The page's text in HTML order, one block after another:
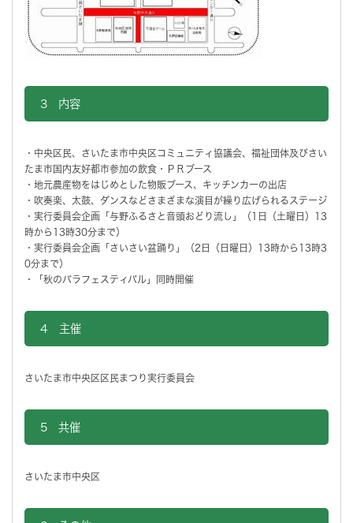
3 内容
・中央区民、さいたま市中央区コミュニティ協議会、福祉団体及びさい
たま市国内友好都市参加の飲食・ＰＲブース
・地元農産物をはじめとした物販ブース、キッチンカーの出店
・吹奏楽、太鼓、ダンスなどさまざまな演目が繰り広げられるステージ
・実行委員会企画「与野ふるさと音頭おどり流し」（1日（土曜日）13
時から13時30分まで）
・実行委員会企画「さいさい盆踊り」（2日（日曜日）13時から13時3
0分まで）
・「秋のバラフェスティバル」同時開催
4 主催
さいたま市中央区区民まつり実行委員会
5 共催
さいたま市中央区